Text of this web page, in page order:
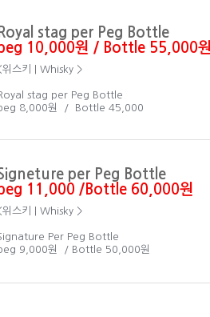
Royal stag per Peg Bottle
10,000원 / Bottle 55,000
위스키 | Whisky >
stag per Peg Bottle
8,000원 / Bottle 45,000
per Peg Bottle
11,000 /Bottle 60,000원
위스키 | Whisky >
Per Peg Bottle
9,000원 / Bottle 50,000원